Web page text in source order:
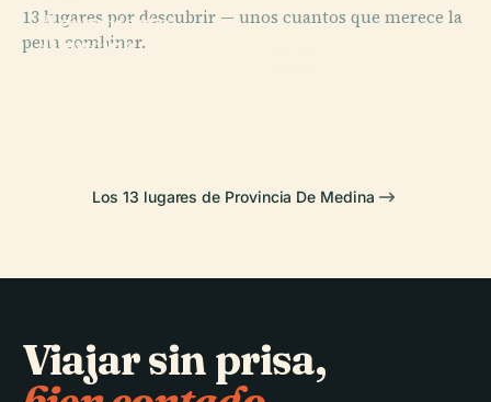
13 lugares por descubrir — unos cuantos que merece la
pena combinar.
PLACE
Aeropuerto
Príncipe
Los 13 lugares de Provincia De Medina
Viajar sin prisa,